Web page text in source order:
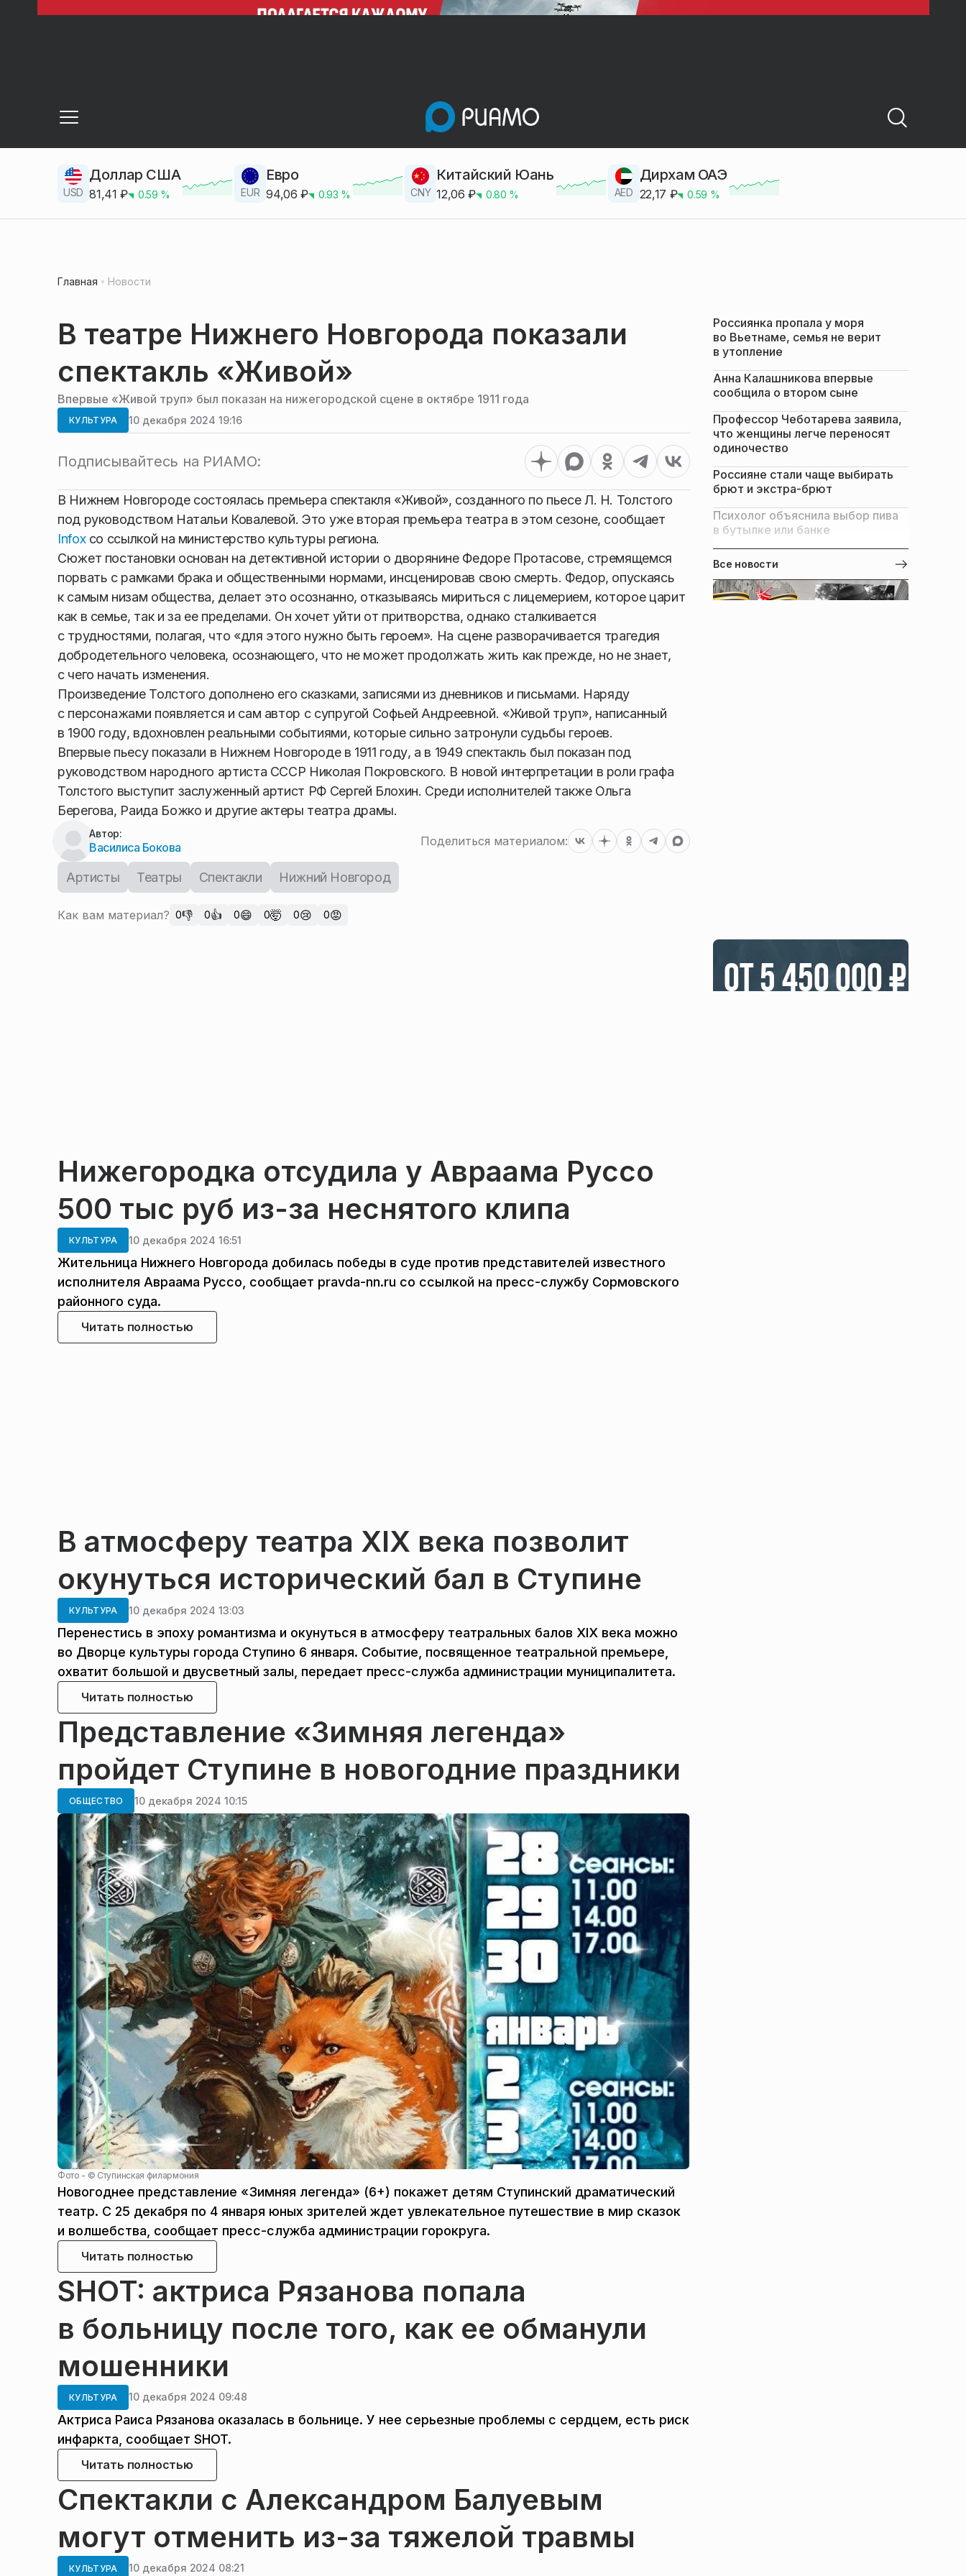
USD
Доллар США
81,41 ₽ 0.59 % EUR
Евро
94,06 ₽ 0.93 % CNY
Китайский Юань
12,06 ₽ 0.80 % AED
Дирхам ОАЭ
22,17 ₽ 0.59 %
Главная Новости
В театре Нижнего Новгорода показали
спектакль «Живой»
Впервые «Живой труп» был показан на нижегородской сцене в октябре 1911 года
КУЛЬТУРА 10 декабря 2024 19:16
Подписывайтесь на РИАМО:
В Нижнем Новгороде состоялась премьера спектакля «Живой», созданного по пьесе Л. Н. Толстого
под руководством Натальи Ковалевой. Это уже вторая премьера театра в этом сезоне, сообщает
Infoxсо ссылкой на министерство культуры региона.
Сюжет постановки основан на детективной истории о дворянине Федоре Протасове, стремящемся
порвать с рамками брака и общественными нормами, инсценировав свою смерть. Федор, опускаясь
к самым низам общества, делает это осознанно, отказываясь мириться с лицемерием, которое царит
как в семье, так и за ее пределами. Он хочет уйти от притворства, однако сталкивается
с трудностями, полагая, что «для этого нужно быть героем». На сцене разворачивается трагедия
добродетельного человека, осознающего, что не может продолжать жить как прежде, но не знает,
с чего начать изменения.
Произведение Толстого дополнено его сказками, записями из дневников и письмами. Наряду
с персонажами появляется и сам автор с супругой Софьей Андреевной. «Живой труп», написанный
в 1900 году, вдохновлен реальными событиями, которые сильно затронули судьбы героев.
Впервые пьесу показали в Нижнем Новгороде в 1911 году, а в 1949 спектакль был показан под
руководством народного артиста СССР Николая Покровского. В новой интерпретации в роли графа
Толстого выступит заслуженный артист РФ Сергей Блохин. Среди исполнителей также Ольга
Берегова, Раида Божко и другие актеры театра драмы.
Автор:
Василиса Бокова Поделиться материалом:
Артисты Театры Спектакли Нижний Новгород
Как вам материал? 0👎 0👍 0😄 0🤯 0😢 0😡
Нижегородка отсудила у Авраама Руссо
500 тыс руб из-за неснятого клипа
КУЛЬТУРА 10 декабря 2024 16:51
Жительница Нижнего Новгорода добилась победы в суде против представителей известного
исполнителя Авраама Руссо, сообщает pravda-nn.ru со ссылкой на пресс-службу Сормовского
районного суда.
Читать полностью
В атмосферу театра XIX века позволит
окунуться исторический бал в Ступине
КУЛЬТУРА 10 декабря 2024 13:03
Перенестись в эпоху романтизма и окунуться в атмосферу театральных балов XIX века можно
во Дворце культуры города Ступино 6 января. Событие, посвященное театральной премьере,
охватит большой и двусветный залы, передает пресс-служба администрации муниципалитета.
Читать полностью
Представление «Зимняя легенда»
пройдет Ступине в новогодние праздники
ОБЩЕСТВО 10 декабря 2024 10:15
Фото - © Ступинская филармония
Новогоднее представление «Зимняя легенда» (6+) покажет детям Ступинский драматический
театр. С 25 декабря по 4 января юных зрителей ждет увлекательное путешествие в мир сказок
и волшебства, сообщает пресс-служба администрации горокруга.
Читать полностью
SHOT: актриса Рязанова попала
в больницу после того, как ее обманули
мошенники
КУЛЬТУРА 10 декабря 2024 09:48
Актриса Раиса Рязанова оказалась в больнице. У нее серьезные проблемы с сердцем, есть риск
инфаркта, сообщает SHOT.
Читать полностью
Спектакли с Александром Балуевым
могут отменить из-за тяжелой травмы
КУЛЬТУРА 10 декабря 2024 08:21
Россиянка пропала у моря
во Вьетнаме, семья не верит
в утопление
Анна Калашникова впервые
сообщила о втором сыне
Профессор Чеботарева заявила,
что женщины легче переносят
одиночество
Россияне стали чаще выбирать
брют и экстра-брют
Психолог объяснила выбор пива
в бутылке или банке
Все новости